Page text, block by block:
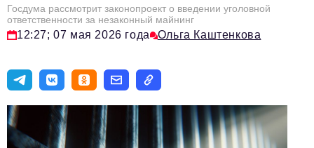
Туризм
Импортозамещение
Эксперты
Авторские материалы
Видео
Госдума рассмотрит законопроект о введении уголовной
ответственности за незаконный майнинг
12:27; 07 мая 2026 года Ольга Каштенкова